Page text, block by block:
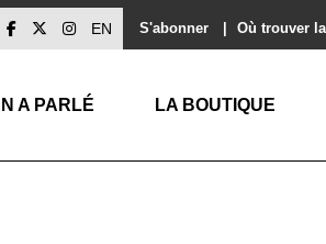
S'abonner Où trouver
EN
A PARLÉ LA BOUTIQUE